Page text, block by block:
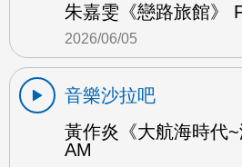
朱嘉雯《戀路旅館》
2026/06/05
音樂沙拉吧
黃作炎《大航海時代
AM